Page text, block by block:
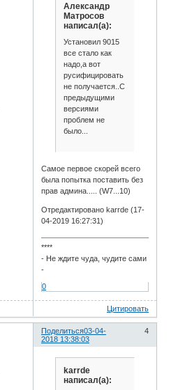
Александр
Матросов
написал(а):
Установил 9015
все стало как
надо,а вот
русифицировать
не получается..С
предыдущими
версиями
проблем не
было...
Самое первое скорей всего
была попытка поставить без
прав админа..... (W7...10)
Отредактировано karrde (17-
04-2019 16:27:31)
****
- Не ждите чуда, чудите сами
-
0
Цитировать
Поделиться 4
03-04-
2018 13:38:03
karrde
написал(а):